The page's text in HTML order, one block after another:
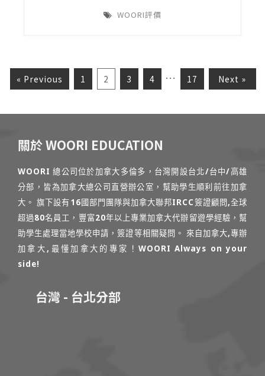
WOORI評價
« Previous 1 2 3 4 … 17 Next »
關於 WOORI EDUCATION
WOORI 總公司位於加拿大多倫多，台灣開設台北/台中/高雄
分部，皆為加拿大總公司直營辦公室，幫助學生順利前往加拿
大。 旗下設有16國部門團隊與加拿大聯邦IRCC簽證顧問,全球
超過80名員工，豐富20年以上專業加拿大代辦留遊學經驗，幫
助學生處理當地學校申請，簽證等相關疑問。 來自加拿大,專辦
加拿大,最懂加拿大的專家！WOORI Always on your
side!
台灣 - 台北分部